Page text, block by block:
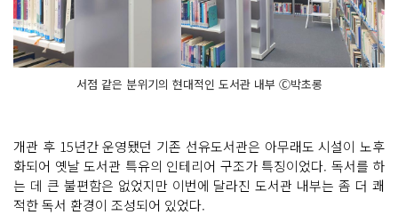
서점 같은 분위기의 현대적인 도서관 내부 Ⓒ박초롱
개관 후 15년간 운영됐던 기존 선유도서관은 아무래도 시설이 노후
화되어 옛날 도서관 특유의 인테리어 구조가 특징이었다. 독서를 하
는 데 큰 불편함은 없었지만 이번에 달라진 도서관 내부는 좀 더 쾌
적한 독서 환경이 조성되어 있었다.